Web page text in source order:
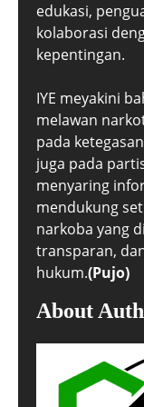
edukasi,
kolaborasi
kepentingan.
IYE meyakini
melawan
pada
juga pada
menyaring
mendukung
narkoba yang
transparan,
hukum.(Pujo)
About